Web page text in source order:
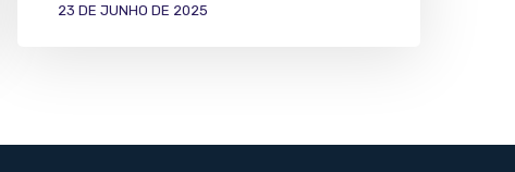
23 DE JUNHO DE 2025